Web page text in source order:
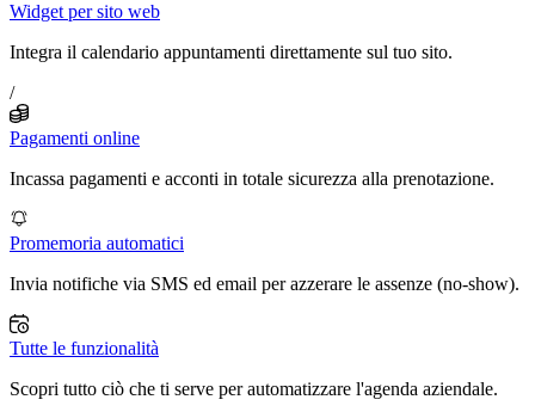
Widget per sito web
Integra il calendario appuntamenti direttamente sul tuo sito.
/
Pagamenti online
Incassa pagamenti e acconti in totale sicurezza alla prenotazione.
Promemoria automatici
Invia notifiche via SMS ed email per azzerare le assenze (no-show).
Tutte le funzionalità
Scopri tutto ciò che ti serve per automatizzare l'agenda aziendale.